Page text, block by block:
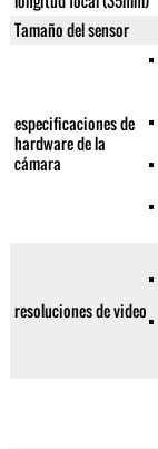
Tamaño del sensor
especificaciones de
hardware de la
cámara
resoluciones de video